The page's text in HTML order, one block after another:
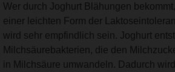
Wer durch Joghurt Blähungen
einer leichten Form der
wird sehr empfindlich sein. Joghurt
Milchsäurebakterien, die den
in Milchsäure umwandeln. Dadurch